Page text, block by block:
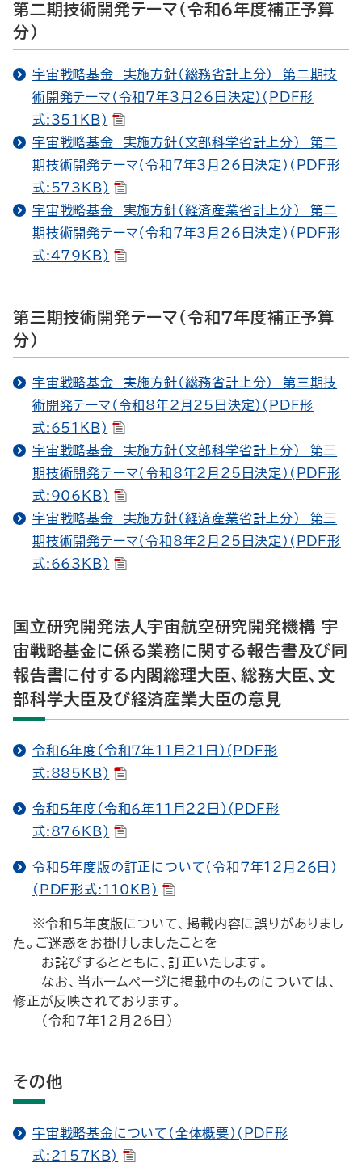
第二期技術開発テーマ（令和６年度補正予算
分）
宇宙戦略基金 実施方針（総務省計上分） 第二期技
術開発テーマ（令和7年3月26日決定）(PDF形
式:351KB)
宇宙戦略基金 実施方針（文部科学省計上分） 第二
期技術開発テーマ（令和7年3月26日決定）(PDF形
式:573KB)
宇宙戦略基金 実施方針（経済産業省計上分） 第二
期技術開発テーマ（令和7年3月26日決定）(PDF形
式:479KB)
第三期技術開発テーマ（令和７年度補正予算
分）
宇宙戦略基金 実施方針（総務省計上分） 第三期技
術開発テーマ（令和8年2月25日決定）(PDF形
式:651KB)
宇宙戦略基金 実施方針（文部科学省計上分） 第三
期技術開発テーマ（令和8年2月25日決定）(PDF形
式:906KB)
宇宙戦略基金 実施方針（経済産業省計上分） 第三
期技術開発テーマ（令和8年2月25日決定）(PDF形
式:663KB)
国⽴研究開発法⼈宇宙航空研究開発機構 宇
宙戦略基⾦に係る業務に関する報告書及び同
報告書に付する内閣総理⼤⾂、総務⼤⾂、⽂
部科学⼤⾂及び経済産業⼤⾂の意⾒
令和６年度（令和７年１１月２１日）(PDF形
式:885KB)
令和５年度（令和６年１１月２２日）(PDF形
式:876KB)
令和５年度版の訂正について（令和７年１２月２６日）
(PDF形式:110KB)
※令和５年度版について、掲載内容に誤りがありまし
た。ご迷惑をお掛けしましたことを
お詫びするとともに、訂正いたします。
なお、当ホームページに掲載中のものについては、
修正が反映されております。
（令和７年12月26日）
その他
宇宙戦略基金について（全体概要）(PDF形
式:2157KB)